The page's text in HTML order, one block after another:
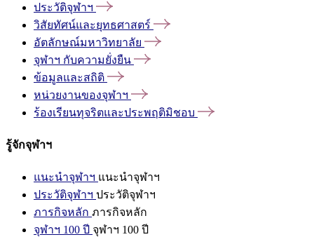
ประวัติจุฬาฯ
วิสัยทัศน์และยุทธศาสตร์
อัตลักษณ์มหาวิทยาลัย
จุฬาฯ กับความยั่งยืน
ข้อมูลและสถิติ
หน่วยงานของจุฬาฯ
ร้องเรียนทุจริตและประพฤติมิชอบ
รู้จักจุฬาฯ
แนะนำจุฬาฯ แนะนำจุฬาฯ
ประวัติจุฬาฯ ประวัติจุฬาฯ
ภารกิจหลัก ภารกิจหลัก
จุฬาฯ 100 ปี จุฬาฯ 100 ปี